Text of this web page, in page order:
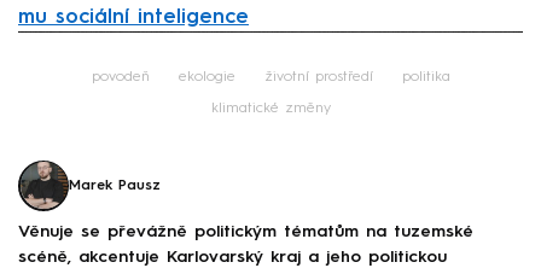
mu sociální inteligence
povodeň ekologie životní prostředí politika
klimatické změny
Marek Pausz
Věnuje se převážně politickým tématům na tuzemské
scéně, akcentuje Karlovarský kraj a jeho politickou